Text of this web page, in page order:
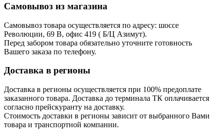
Самовывоз из магазина
Самовывоз товара осуществляется по адресу: шоссе
Революции, 69 В, офис 419 ( Б/Ц Азимут).
Перед забором товара обязательно уточните готовность
Вашего заказа по телефону.
Доставка в регионы
Доставка в регионы осуществляется при 100% предоплате
заказанного товара. Доставка до терминала ТК оплачивается
согласно прейскуранту на доставку.
Стоимость доставки в регионы зависит от выбранного Вами
товара и транспортной компании.